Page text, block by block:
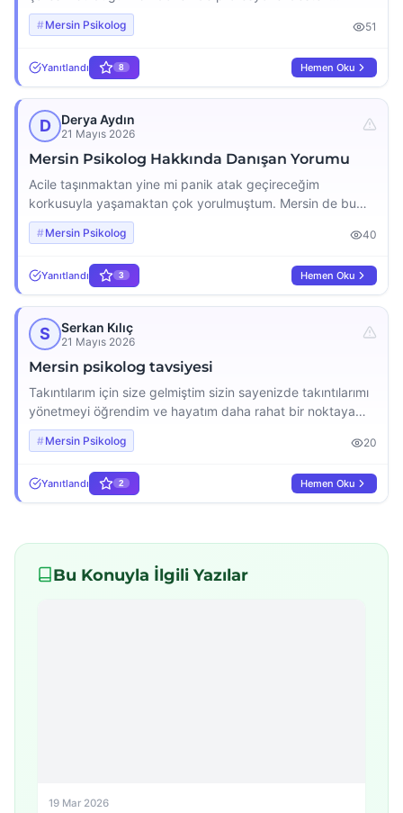
aramaya başladım. Mersin psikolog araştırmalarım
sonucunda Murat Bilim Bey ile yollarımız kesişti. Abartısız
kadar değer veren ve alanında bu denli tecrübeli bir uzman
daha yoktur, benim gözümde Mersin’deki en iyi psikolog
kendisidir. Murat Bey’in o […]
Mersin Psikolog 51
Yanıtlandı 8 Hemen Oku
D Derya Aydın
21 Mayıs 2026
Mersin Psikolog Hakkında Danışan Yorumu
Acile taşınmaktan yine mi panik atak geçireceğim
korkusuyla yaşamaktan çok yorulmuştum. Mersin de bu
konularda tecrübeli bir uzman ararken tavsiyeler üzerine
Murat Bilim bey ile yollarımız kesişti. İyi ki gitmişim Murat
profesyonel ve samimi bir dille fark ettirdi ki, zamanla o
korktuğum ataklar hayatımdan çıkıp gitti. […]
Mersin Psikolog 40
Yanıtlandı 3 Hemen Oku
S Serkan Kılıç
21 Mayıs 2026
Mersin psikolog tavsiyesi
Takıntılarım için size gelmiştim sizin sayenizde takıntılarımı
yönetmeyi öğrendim ve hayatım daha rahat bir noktaya
geldi. Düşüncelerimi kontrol edebilmeyi, duygularımı
yönetmeyi öğrendim. Hocam iyi ki sizi tanıdım sizin
Mersin Psikolog 20
Yanıtlandı 2 Hemen Oku
Bu Konuyla İlgili Yazılar
19 Mar 2026